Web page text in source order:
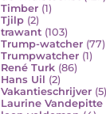
Timber (1)
Tjilp (2)
trawant (103)
Trump-watcher (77)
Trumpwatcher (1)
René Turk (86)
Hans Uil (2)
Vakantieschrijver (5)
Laurine Vandepitte